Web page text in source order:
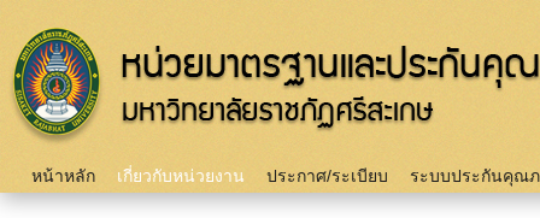
Main menu
หน้าหลัก เกี่ยวกับหน่วยงาน ประกาศ/ระเบียบ ระบบประกันคุณ